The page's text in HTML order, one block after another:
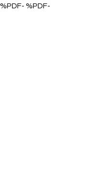
%PDF- %PDF-